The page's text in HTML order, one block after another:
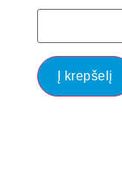
Į krepšelį